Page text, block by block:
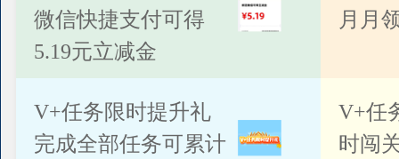
微信快捷支付可得
5.19元立减金
月月
V+任务限时提升礼
完成全部任务可累计
V+任
时闯